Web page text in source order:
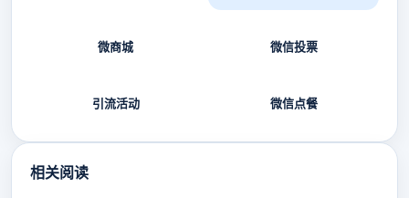
微商城 微信投票
引流活动 微信点餐
相关阅读